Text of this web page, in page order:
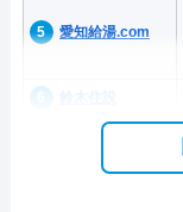
愛知給湯.com